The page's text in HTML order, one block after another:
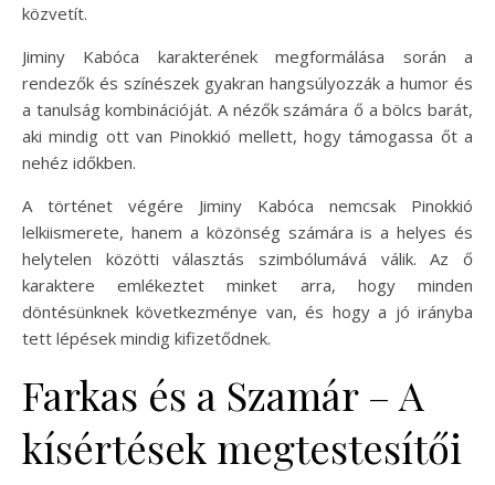
közvetít.
Jiminy Kabóca karakterének megformálása során a
rendezők és színészek gyakran hangsúlyozzák a humor és
a tanulság kombinációját. A nézők számára ő a bölcs barát,
aki mindig ott van Pinokkió mellett, hogy támogassa őt a
nehéz időkben.
A történet végére Jiminy Kabóca nemcsak Pinokkió
lelkiismerete, hanem a közönség számára is a helyes és
helytelen közötti választás szimbólumává válik. Az ő
karaktere emlékeztet minket arra, hogy minden
döntésünknek következménye van, és hogy a jó irányba
tett lépések mindig kifizetődnek.
Farkas és a Szamár – A
kísértések megtestesítői